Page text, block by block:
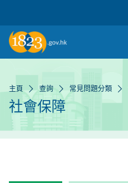
主頁 查詢 常見問題分類
社會保障